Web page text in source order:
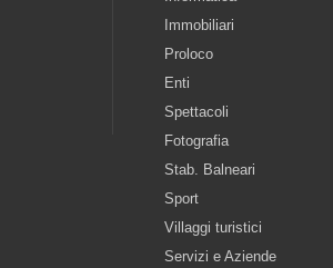
Immobiliari
Proloco
Enti
Spettacoli
Fotografia
Stab. Balneari
Sport
Villaggi turistici
Servizi e Aziende